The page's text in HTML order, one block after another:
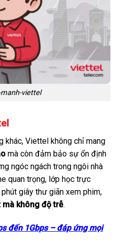
viettel
khác, Viettel không chỉ mang
mà còn đảm bảo sự ổn định
ngóc ngách trong ngôi nhà
quan trọng, lớp học trực
giây thư giãn xem phim,
mà không độ trễ.
đến 1Gbps – đáp ứng mọi